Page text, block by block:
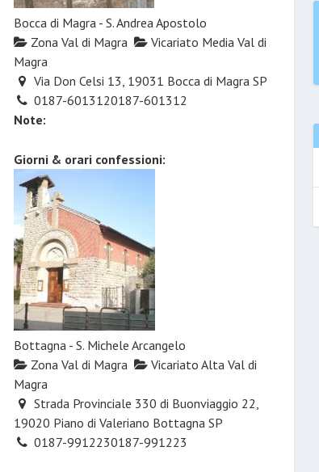
Bocca di Magra - S. Andrea Apostolo
Zona Val di Magra
Vicariato Media Val di
Magra
Via Don Celsi 13, 19031 Bocca di Magra SP
0187-6013120187-601312
Note:
Giorni & orari confessioni:
Bottagna - S. Michele Arcangelo
Zona Val di Magra
Vicariato Alta Val di
Magra
Strada Provinciale 330 di Buonviaggio 22,
19020 Piano di Valeriano Bottagna SP
0187-9912230187-991223